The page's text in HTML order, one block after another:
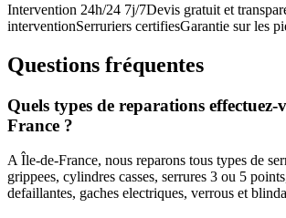
Intervention 24h/24 7j/7Devis gratuit et
interventionSerruriers certifiesGarantie sur les
Questions fréquentes
Quels types de reparations effectuez-
France ?
A Île-de-France, nous reparons tous types de
grippees, cylindres casses, serrures 3 ou 5
defaillantes, gaches electriques, verrous et